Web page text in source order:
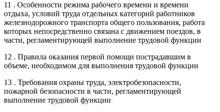
11 . Особенности режима рабочего времени и времени
отдыха, условий труда отдельных категорий работников
железнодорожного транспорта общего пользования, работа
которых непосредственно связана с движением поездов, в
части, регламентирующей выполнение трудовой функции
12 . Правила оказания первой помощи пострадавшим в
объеме, необходимом для выполнения трудовой функции
13 . Требования охраны труда, электробезопасности,
пожарной безопасности в части, регламентирующей
выполнение трудовой функции